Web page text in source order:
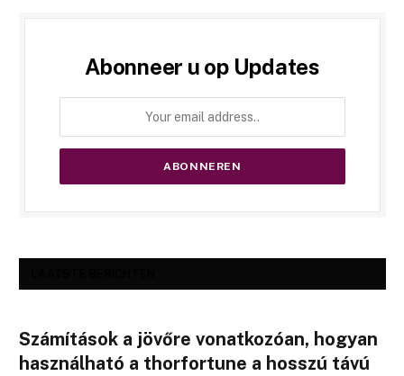
Abonneer u op Updates
Számítások a jövőre vonatkozóan, hogyan
használható a thorfortune a hosszú távú